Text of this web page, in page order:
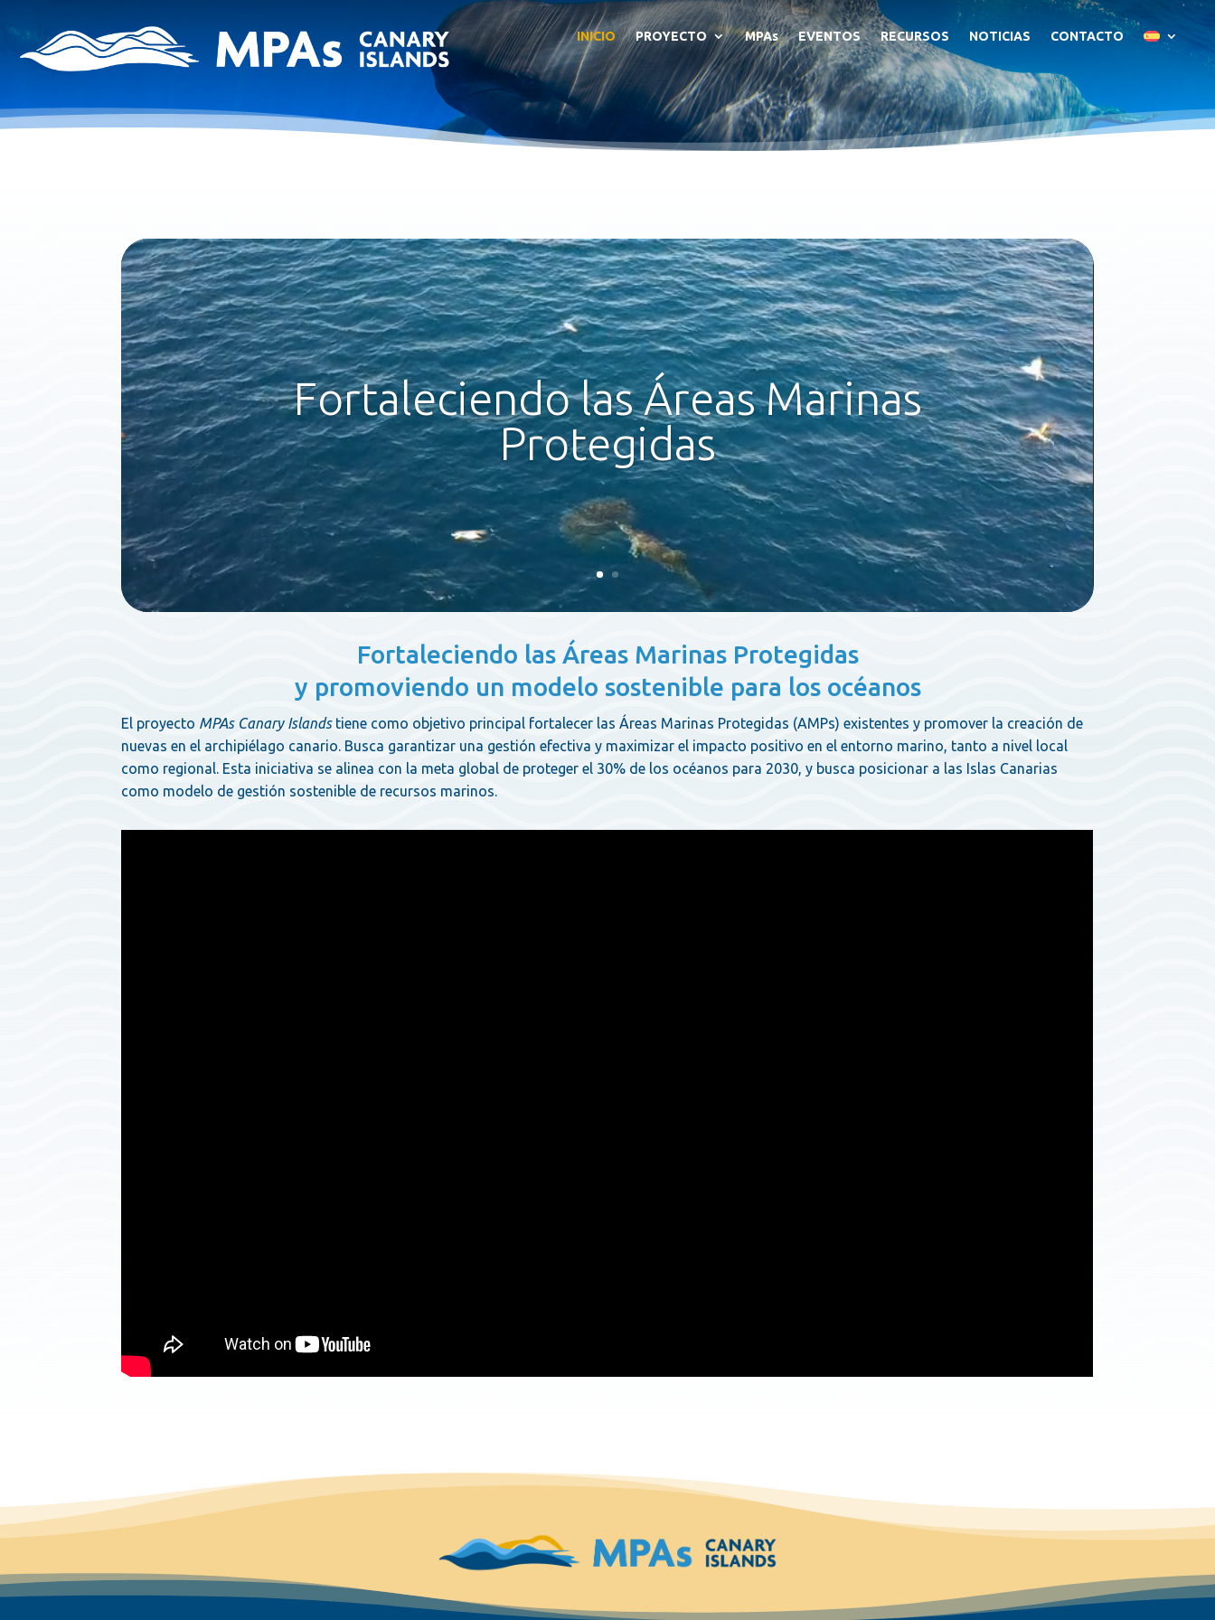
INICIO PROYECTO MPAs EVENTOS RECURSOS NOTICIAS CONTACTO
Fortaleciendo las Áreas Marinas
Protegidas
Reproductor
de
vídeo
Fortaleciendo las Áreas Marinas Protegidas
y promoviendo un modelo sostenible para los océanos
El proyecto MPAs Canary Islands tiene como objetivo principal fortalecer las Áreas Marinas Protegidas (AMPs) existentes y promover la creación de
nuevas en el archipiélago canario. Busca garantizar una gestión efectiva y maximizar el impacto positivo en el entorno marino, tanto a nivel local
como regional. Esta iniciativa se alinea con la meta global de proteger el 30% de los océanos para 2030, y busca posicionar a las Islas Canarias
como modelo de gestión sostenible de recursos marinos.